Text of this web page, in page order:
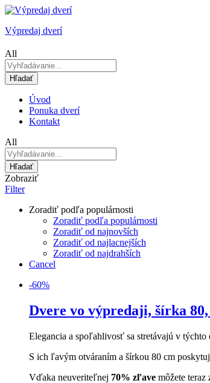
Výpredaj dverí
All
Hľadať
Úvod
Ponuka dverí
Kontakt
All
Hľadať
Zobraziť
Filter
Zoradiť podľa populárnosti
Zoradiť podľa populárnosti
Zoradiť od najnovších
Zoradiť od najlacnejších
Zoradiť od najdrahších
Cancel
-60%
Dvere vo výpredaji, šírka
Elegancia a spoľahlivosť sa stretávajú v
S ich ľavým otváraním a šírkou 80 cm
Vďaka neuveriteľnej 70% zľave môžete